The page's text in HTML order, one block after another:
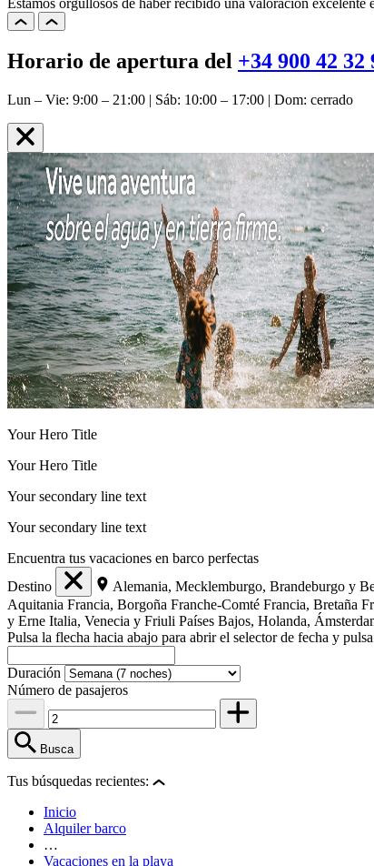
Estamos orgullosos de haber recibido una valoración excelente
Horario de apertura del +34 900 42 32
Lun – Vie: 9:00 – 21:00 | Sáb: 10:00 – 17:00 | Dom: cerrado
Your Hero Title
Your Hero Title
Your secondary line text
Your secondary line text
Encuentra tus vacaciones en barco perfectas
Destino
Alemania, Mecklemburgo, Brandeburgo y
Aquitania Francia, Borgoña Franche-Comté Francia, Bretaña
y Erne Italia, Venecia y Friuli Países Bajos, Holanda,
Pulsa la flecha hacia abajo para abrir el selector de fecha y
Duración
Número de pasajeros
Busca
Tus búsquedas recientes:
Inicio
Alquiler barco
…
Vacaciones en la playa